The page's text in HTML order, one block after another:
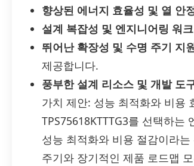
향상된 에너지 효율성 및 열 안
설계 복잡성 및 엔지니어링 워
뛰어난 확장성 및 수명 주기 지
제공합니다.
풍부한 설계 리소스 및 개발 도
가치 제안: 성능 최적화와 비용
TPS75618KTTTG3를 선택하
성능 최적화와 비용 절감이라
주기와 장기적인 제품 로드맵